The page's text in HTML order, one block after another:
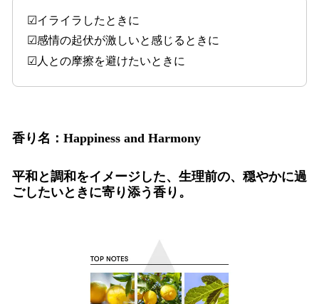
☑イライラしたときに
☑感情の起伏が激しいと感じるときに
☑人との摩擦を避けたいときに
香り名：Happiness and Harmony
平和と調和をイメージした、生理前の、穏やかに過
ごしたいときに寄り添う香り。